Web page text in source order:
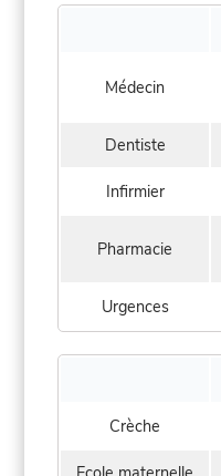
Médecin
Dentiste
Infirmier
Pharmacie
Urgences
Crèche